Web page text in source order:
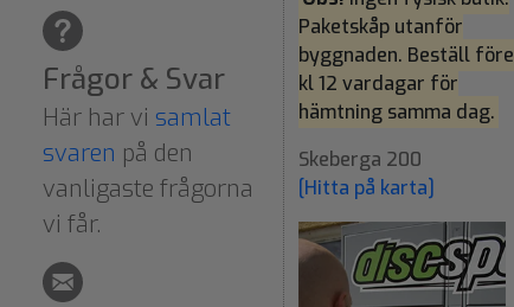
Frågor & Svar
Här har vi samlat
svaren på den
vanligaste frågorna
vi får.
Paketskåp utanför
byggnaden. Beställ före
kl 12 vardagar för
hämtning samma dag.
Skeberga 200
[Hitta på karta]